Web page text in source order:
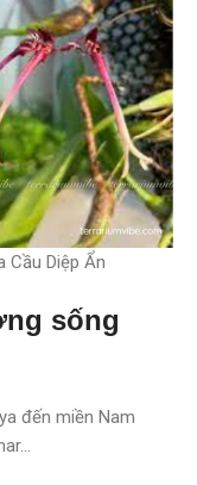
Cầu Diệp Ẩn
sống
đến miền Nam